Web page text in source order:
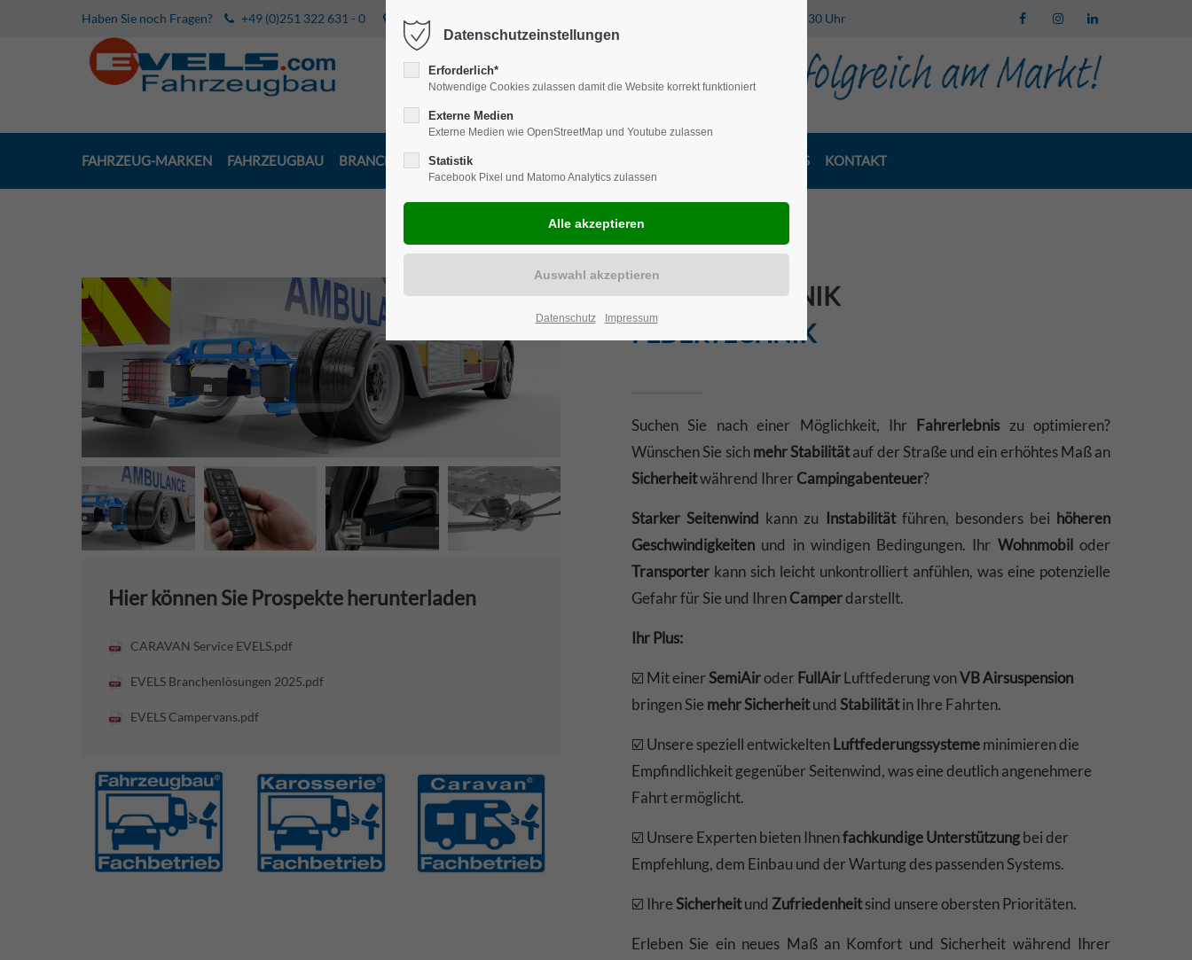
Haben Sie noch Fragen? +49 (0)251 322 631 - 0 Harkortstraße 12, 48163 Münster Mo.-Do. 8:00 - 17:00 | Fr. 7:45 - 13:30 Uhr
FAHRZEUG-MARKEN FAHRZEUGBAU BRANCHENLÖSUNGEN EVELS KONTAKT
Hier können Sie Prospekte herunterladen
CARAVAN Service EVELS.pdf
EVELS Branchenlösungen 2025.pdf
EVELS Campervans.pdf
CHASSISTECHNIK
FEDERTECHNIK
Suchen Sie nach einer Möglichkeit, Ihr Fahrerlebnis zu optimieren?
Wünschen Sie sichmehr Stabilitätauf der Straße und ein erhöhtes Maß an
Sicherheitwährend IhrerCampingabenteuer?
Starker Seitenwind kann zu Instabilitätführen, besonders bei höheren
Geschwindigkeiten und in windigen Bedingungen. Ihr Wohnmobil oder
Transporter kann sich leicht unkontrolliert anfühlen, was eine potenzielle
Gefahr für Sie und IhrenCamperdarstellt.
Ihr Plus:
☑️ Mit einerSemiAiroder FullAirLuftfederung vonVB Airsuspension
bringen Sie mehr Sicherheitund Stabilitätin Ihre Fahrten.
☑️ Unsere speziell entwickelten Luftfederungssystememinimieren die
Empfindlichkeit gegenüber Seitenwind, was eine deutlich angenehmere
Fahrt ermöglicht.
☑️ Unsere Experten bieten Ihnenfachkundige Unterstützungbei der
Empfehlung, dem Einbau und der Wartung des passenden Systems.
☑️ Ihre Sicherheitund Zufriedenheitsind unsere obersten Prioritäten.
Erleben Sie ein neues Maß an Komfort und Sicherheit während Ihrer
Datenschutzeinstellungen
Erforderlich*
Notwendige Cookies zulassen damit die Website korrekt funktioniert
Externe Medien
Externe Medien wie OpenStreetMap und Youtube zulassen
Statistik
Facebook Pixel und Matomo Analytics zulassen
Datenschutz Impressum